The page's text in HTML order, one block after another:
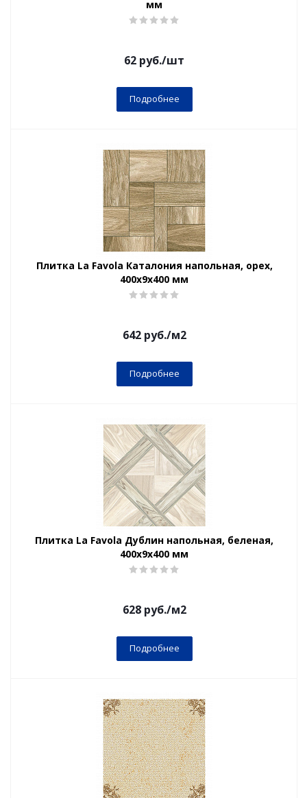
мм
62 руб./шт
Подробнее
Плитка La Favola Каталония напольная, орех,
400x9х400 мм
642руб./м2
Подробнее
Плитка La Favola Дублин напольная, беленая,
400x9х400 мм
628руб./м2
Подробнее